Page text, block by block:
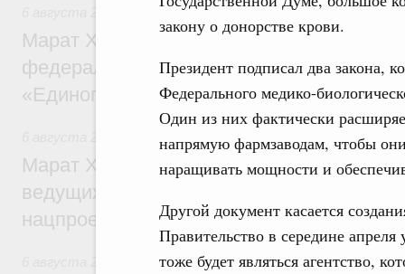
закону о донорстве крови.
Президент подписал два закона,
Федерального медико-
Один из них фактически
напрямую фармзаводам, чтобы
наращивать мощности и
Другой документ касается
Правительство в середине
тоже будет являться агентство,
Регулирование в сфере строительства
Марат Хуснуллин: Более 130
федерального значения построено под
«Единого заказчика»
Национальный проект «Инфраструктура
Марат Хуснуллин: Порядка 200
ведущих к спортивным объектам,
нацпроекту «Инфраструктура для
Молодёжная политика